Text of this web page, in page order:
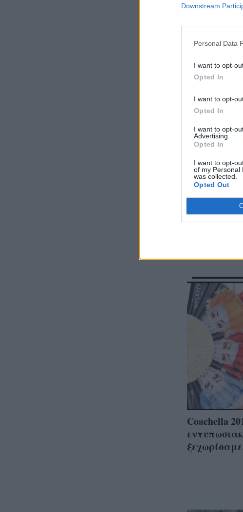
Downstream
Personal Data
I want to opt-
Opted In
I want to opt-
Opted In
I want to opt-
Advertising.
Opted In
I want to opt-
of my Personal
was collected.
Opted Out
Coachella
Coachella
ξεχωρίσαμε